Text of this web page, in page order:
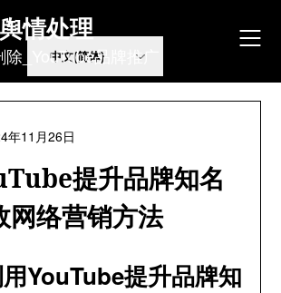
情处理
_YouTube品牌推广
提升品牌知名
网络营销方法
年11月26日
YouTube提升品牌知